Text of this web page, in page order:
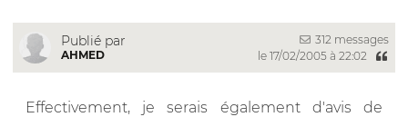
Publié par
AHMED
312 messages
le 17/02/2005 à 22:02
Effectivement, je serais également d'avis de